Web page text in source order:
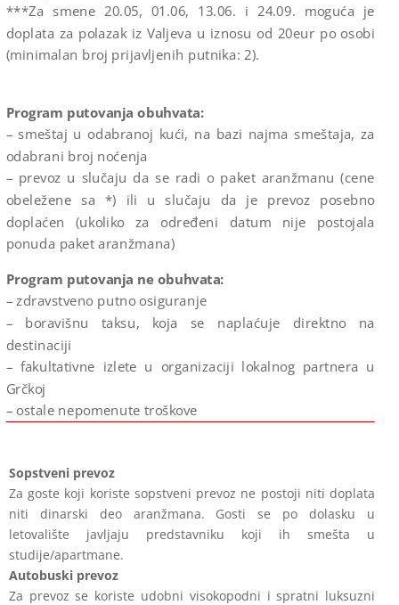
***Za smene 20.05, 01.06, 13.06. i 24.09. moguća je
doplata za polazak iz Valjeva u iznosu od 20eur po osobi
(minimalan broj prijavljenih putnika: 2).
Program putovanja obuhvata:
– smeštaj u odabranoj kući, na bazi najma smeštaja, za
odabrani broj noćenja
– prevoz u slučaju da se radi o paket aranžmanu (cene
obeležene sa *) ili u slučaju da je prevoz posebno
doplaćen (ukoliko za određeni datum nije postojala
ponuda paket aranžmana)
Program putovanja ne obuhvata:
– zdravstveno putno osiguranje
– boravišnu taksu, koja se naplaćuje direktno na
destinaciji
– fakultativne izlete u organizaciji lokalnog partnera u
Grčkoj
– ostale nepomenute troškove
Sopstveni prevoz
Za goste koji koriste sopstveni prevoz ne postoji niti doplata
niti dinarski deo aranžmana. Gosti se po dolasku u
letovalište javljaju predstavniku koji ih smešta u
studije/apartmane.
Autobuski prevoz
Za prevoz se koriste udobni visokopodni i spratni luksuzni